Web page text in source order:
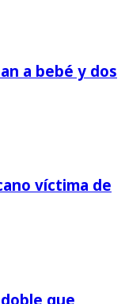
a bebé y dos
víctima de
que